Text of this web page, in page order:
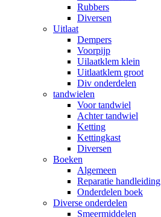
Rubbers
Diversen
Uitlaat
Dempers
Voorpijp
Uilaatklem klein
Uitlaatklem groot
Div onderdelen
tandwielen
Voor tandwiel
Achter tandwiel
Ketting
Kettingkast
Diversen
Boeken
Algemeen
Reparatie handleiding
Onderdelen boek
Diverse onderdelen
Smeermiddelen